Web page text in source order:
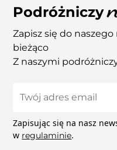
się z nami
zdjęcia mają
Podróżniczy
Zapisz się do
bieżąco
Z naszymi
Zapisując się na nasz
w regulaminie.